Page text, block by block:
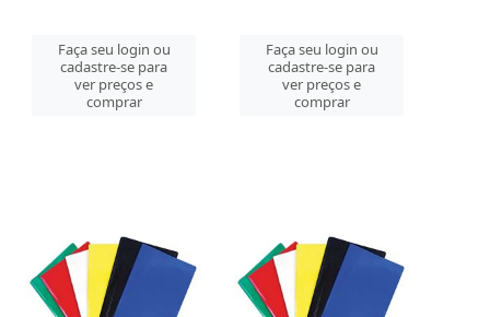
Faça seu login ou
cadastre-se para
ver preços e
comprar
Faça seu login ou
cadastre-se para
ver preços e
comprar